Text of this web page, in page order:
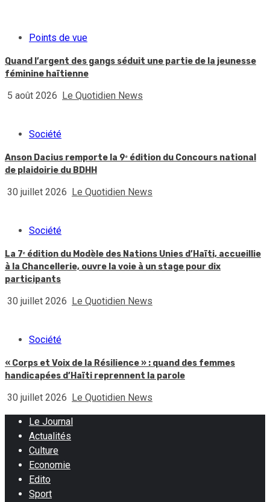
Points de vue
Quand l’argent des gangs séduit une partie de la jeunesse
féminine haïtienne
5 août 2026 Le Quotidien News
Société
Anson Dacius remporte la 9ᵉ édition du Concours national
de plaidoirie du BDHH
30 juillet 2026 Le Quotidien News
Société
La 7ᵉ édition du Modèle des Nations Unies d’Haïti, accueillie
à la Chancellerie, ouvre la voie à un stage pour dix
participants
30 juillet 2026 Le Quotidien News
Société
« Corps et Voix de la Résilience » : quand des femmes
handicapées d’Haïti reprennent la parole
30 juillet 2026 Le Quotidien News
Le Journal
Actualités
Culture
Economie
Edito
Sport